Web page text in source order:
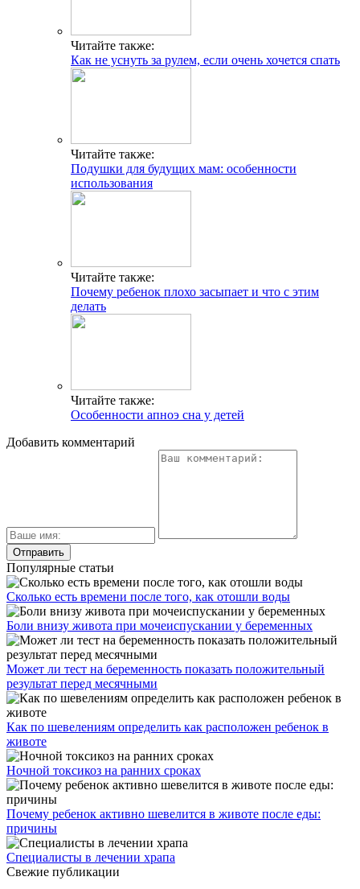
Читайте также:
Как не уснуть за рулем, если очень хочется спать
Читайте также:
Подушки для будущих мам: особенности
использования
Читайте также:
Почему ребенок плохо засыпает и что с этим
делать
Читайте также:
Особенности апноэ сна у детей
Добавить комментарий
Популярные статьи
Сколько есть времени после того, как отошли воды
Боли внизу живота при мочеиспускании у беременных
Может ли тест на беременность показать положительный
результат перед месячными
Как по шевелениям определить как расположен ребенок в
животе
Ночной токсикоз на ранних сроках
Почему ребенок активно шевелится в животе после еды:
причины
Специалисты в лечении храпа
Свежие публикации